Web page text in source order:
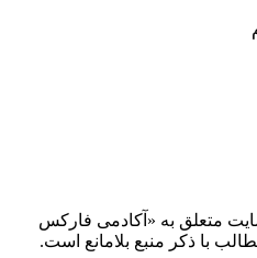
متعلق به «آکادمی فارکس
با ذکر منبع بلامانع است.